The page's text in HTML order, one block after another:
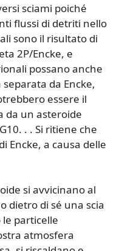
sciami poiché
flussi di detriti nello
sono il risultato di
2P/Encke, e
possano anche
da Encke,
essere il
da un asteroide
. . Si ritiene che
Encke, a causa delle
si avvicinano al
dietro di sé una scia
particelle
atmosfera